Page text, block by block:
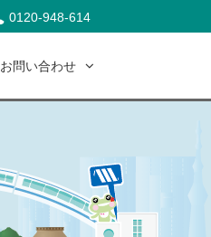
0120-948-614
お問い合わせ